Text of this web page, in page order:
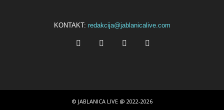
KONTAKT: redakcija@jablanicalive.com
© JABLANICA LIVE @ 2022-2026